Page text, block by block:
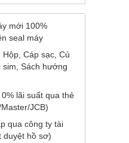
mới 100%
seal máy
Hộp, Cáp sạc, Củ
sim, Sách hướng
lãi suất qua thẻ
JCB)
qua công ty tài
duyệt hồ sơ)